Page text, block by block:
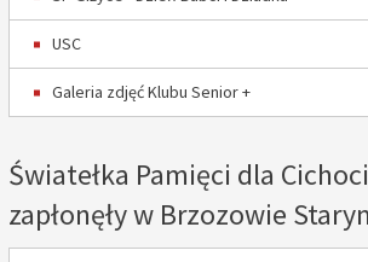
USC
Galeria zdjęć Klubu Senior +
Światełka Pamięci dla
zapłonęły w Brzozowie